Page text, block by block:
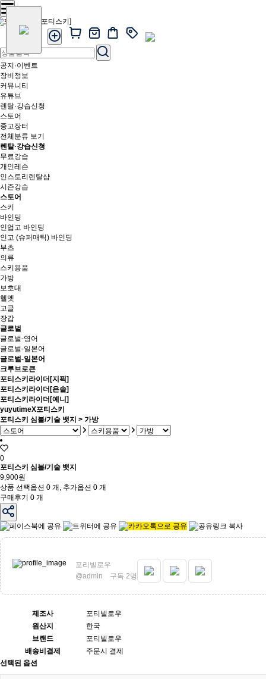
공지·이벤트
장비정보
커뮤니티
유튜브
렌탈·강습신청
스토어
중고장터
전체분류 보기
렌탈·강습신청
무료강습
개인레슨
인스토리렌탈샵
시즌강습
스토어
스키
바인딩
인업고 바인딩
인고 (슈퍼매틱) 바인딩
부츠
의류
스키용품
가방
보호대
헬멧
고글
장갑
글로벌
글로벌-영어
글로벌-일본어
글로벌-일본어
크루브로큰
포티스키라이더[지픽]
포티스키라이더[은솔]
포티스키라이더[예니]
yuyutimeX포티스키
포티스키 심볼/기술 뱃지 > 가방
0
포티스키 심볼/기술 뱃지
9,900원
상품 선택옵션 0 개, 추가옵션 0 개
구매후기 0 개
포리빌로우
@admin 구독 2명
제조사
포티빌로우
원산지
한국
브랜드
포티빌로우
배송비결제
주문시 결제
선택된 옵션